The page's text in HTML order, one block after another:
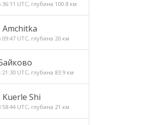
UTC, глубина 100.8 км
Amchitka
UTC, глубина 20 км
UTC, глубина 83.9 км
Kuerle Shi
UTC, глубина 21 км